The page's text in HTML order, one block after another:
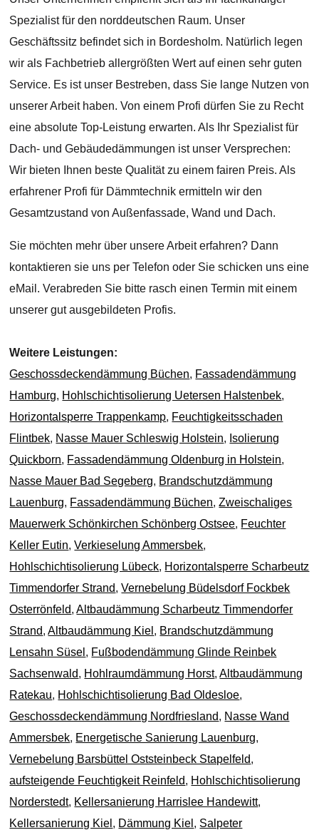
Spezialist für den norddeutschen Raum. Unser
Geschäftssitz befindet sich in Bordesholm. Natürlich legen
wir als Fachbetrieb allergrößten Wert auf einen sehr guten
Service. Es ist unser Bestreben, dass Sie lange Nutzen von
unserer Arbeit haben. Von einem Profi dürfen Sie zu Recht
eine absolute Top-Leistung erwarten. Als Ihr Spezialist für
Dach- und Gebäudedämmungen ist unser Versprechen:
Wir bieten Ihnen beste Qualität zu einem fairen Preis. Als
erfahrener Profi für Dämmtechnik ermitteln wir den
Gesamtzustand von Außenfassade, Wand und Dach.
Sie möchten mehr über unsere Arbeit erfahren? Dann
kontaktieren sie uns per Telefon oder Sie schicken uns eine
eMail. Verabreden Sie bitte rasch einen Termin mit einem
unserer gut ausgebildeten Profis.
Weitere Leistungen:
Geschossdeckendämmung Büchen, Fassadendämmung
Hamburg, Hohlschichtisolierung Uetersen Halstenbek,
Horizontalsperre Trappenkamp, Feuchtigkeitsschaden
Flintbek, Nasse Mauer Schleswig Holstein, Isolierung
Quickborn, Fassadendämmung Oldenburg in Holstein,
Nasse Mauer Bad Segeberg, Brandschutzdämmung
Lauenburg, Fassadendämmung Büchen,Zweischaliges
Mauerwerk Schönkirchen Schönberg Ostsee, Feuchter
Keller Eutin,Verkieselung Ammersbek,
Hohlschichtisolierung Lübeck, Horizontalsperre Scharbeutz
Timmendorfer Strand,Vernebelung Büdelsdorf Fockbek
Osterrönfeld,Altbaudämmung Scharbeutz Timmendorfer
Strand,Altbaudämmung Kiel , Brandschutzdämmung
Lensahn Süsel , Fußbodendämmung Glinde Reinbek
Sachsenwald, Hohlraumdämmung Horst,Altbaudämmung
Ratekau, Hohlschichtisolierung Bad Oldesloe,
Geschossdeckendämmung Nordfriesland, Nasse Wand
Ammersbek, Energetische Sanierung Lauenburg,
Vernebelung Barsbüttel Oststeinbeck Stapelfeld,
aufsteigende Feuchtigkeit Reinfeld, Hohlschichtisolierung
Norderstedt, Kellersanierung Harrislee Handewitt,
Kellersanierung Kiel , Dämmung Kiel , Salpeter